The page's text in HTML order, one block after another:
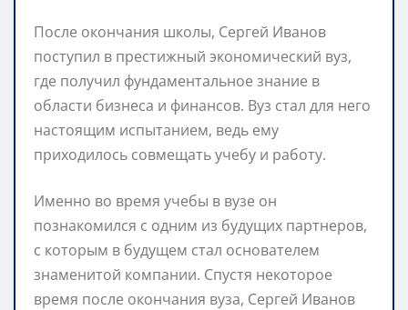
После окончания школы, Сергей Иванов
поступил в престижный экономический вуз,
где получил фундаментальное знание в
области бизнеса и финансов. Вуз стал для него
настоящим испытанием, ведь ему
приходилось совмещать учебу и работу.
Именно во время учебы в вузе он
познакомился с одним из будущих партнеров,
с которым в будущем стал основателем
знаменитой компании. Спустя некоторое
время после окончания вуза, Сергей Иванов